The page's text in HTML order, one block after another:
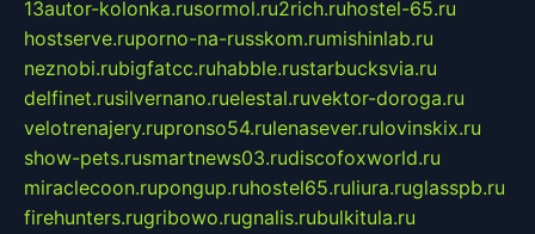
13autor-kolonka.rusormol.ru2rich.ruhostel-65.ru
hostserve.ruporno-na-russkom.rumishinlab.ru
neznobi.rubigfatcc.ruhabble.rustarbucksvia.ru
delfinet.rusilvernano.ruelestal.ruvektor-doroga.ru
velotrenajery.rupronso54.rulenasever.rulovinskix.ru
show-pets.rusmartnews03.rudiscofoxworld.ru
miraclecoon.rupongup.ruhostel65.ruliura.ruglasspb.ru
firehunters.rugribowo.rugnalis.rubulkitula.ru